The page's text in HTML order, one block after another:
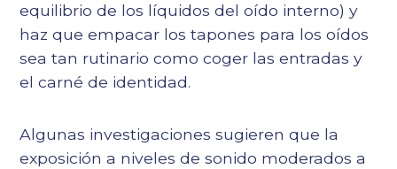
equilibrio de los líquidos del oído interno) y
haz que empacar los tapones para los oídos
sea tan rutinario como coger las entradas y
el carné de identidad.
Algunas investigaciones sugieren que la
exposición a niveles de sonido moderados a